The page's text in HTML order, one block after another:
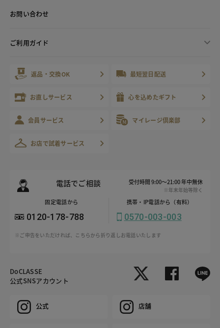
お問い合わせ
ご利用ガイド
返品・交換OK 最短翌日配送
お直しサービス 心を込めたギフト
会員サービス マイレージ倶楽部
お店で試着サービス
電話でご相談 受付時間 9:00～21:00 年中無休
※年末年始等除く
固定電話から
0120-178-788
携帯・IP電話から（有料）
0570-003-003
※ご申告をいただければ、こちらから折り返しお電話いたします
DoCLASSE
公式SNSアカウント
公式 店舗